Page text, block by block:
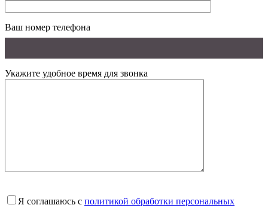
Ваш номер телефона
Укажите удобное время для звонка
Я соглашаюсь с политикой обработки персональных